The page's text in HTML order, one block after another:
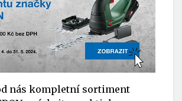
nás kompletní sortiment